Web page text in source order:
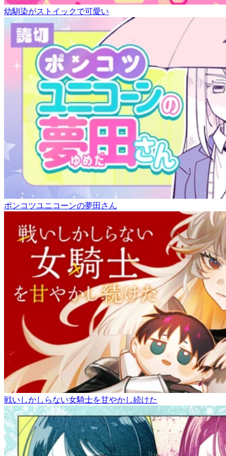
幼馴染がストイックで可愛い
ポンコツユニコーンの夢田さん
戦いしかしらない女騎士を甘やかし続けた